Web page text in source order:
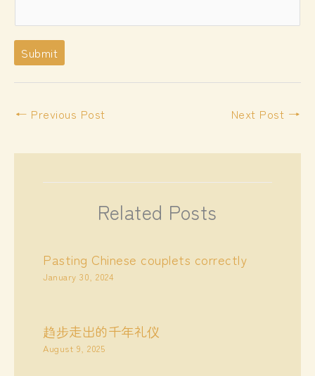
a
m
e
姓
Submit
← Previous Post Next Post →
Related Posts
Pasting Chinese couplets correctly
January 30, 2024
趋步走出的千年礼仪
August 9, 2025